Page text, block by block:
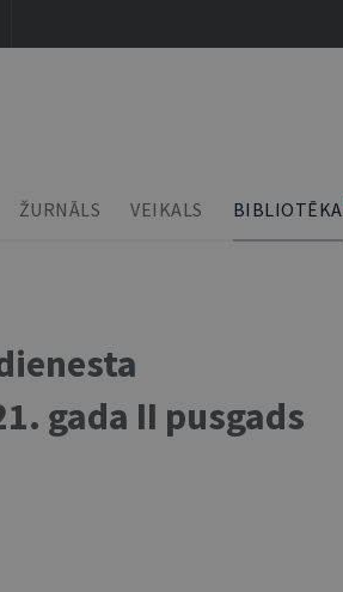
ŽURNĀLS VEIKALS BIBLIOTĒKA
gada II pusgads